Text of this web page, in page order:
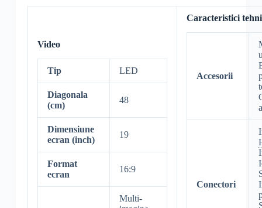
Video
Tip LED
Diagonala
(cm)
48
Dimensiune
ecran (inch)
19
Format
ecran
16:9
Multi-
Caracteristici
Accesorii
Conectori